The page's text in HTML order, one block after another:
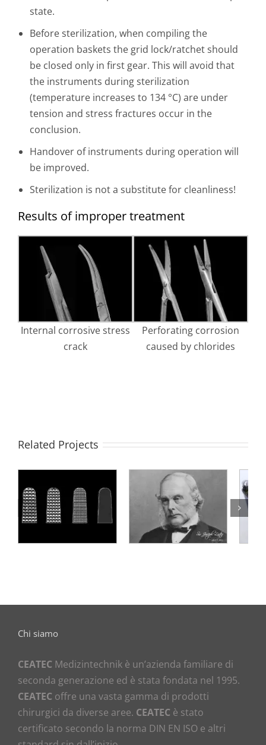
state.
Before sterilization, when compiling the
operation baskets the grid lock/ratchet should
be closed only in first gear. This will avoid that
the instruments during sterilization
(temperature increases to 134 °C) are under
tension and stress fractures occur in the
conclusion.
Handover of instruments during operation will
be improved.
Sterilization is not a substitute for cleanliness!
Results of improper treatment
Internal corrosive stress
crack
Perforating corrosion
caused by chlorides
Related Projects
L’autore dello
strumento
Fasi di
produzione di
uno strumento
Chi siamo
CEATEC Medizintechnik è un’azienda familiare di
seconda generazione ed è stata fondata nel 1995.
CEATEC offre una vasta gamma di prodotti
chirurgici da diverse aree. CEATEC è stato
certificato secondo la norma DIN EN ISO e altri